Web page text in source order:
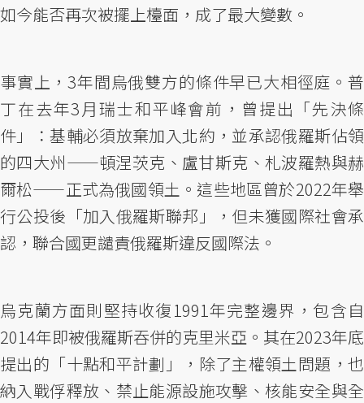
如今能否再次被擺上檯面，成了最大變數。
事實上，3年間烏俄雙方的條件早已大相徑庭。普
丁在去年3月瑞士和平峰會前，曾提出「先決條
件」：基輔必須放棄加入北約，並承認俄羅斯佔領
的四大州——頓涅茨克、盧甘斯克、札波羅熱與赫
爾松——正式為俄國領土。這些地區曾於2022年舉
行公投後「加入俄羅斯聯邦」，但未獲國際社會承
認，聯合國更譴責俄羅斯違反國際法。
烏克蘭方面則堅持收復1991年完整邊界，包含自
2014年即被俄羅斯吞併的克里米亞。其在2023年底
提出的「十點和平計劃」，除了主權領土問題，也
納入戰俘釋放、禁止能源設施攻擊、核能安全與全